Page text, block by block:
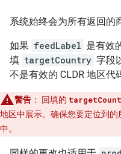
系统始终会为所有返回的
如果 feedLabel 是有效
填 targetCountry 字段
不是有效的 CLDR 地区代
警告 ： 回填的
地区中展示。确保您要定位到
中。